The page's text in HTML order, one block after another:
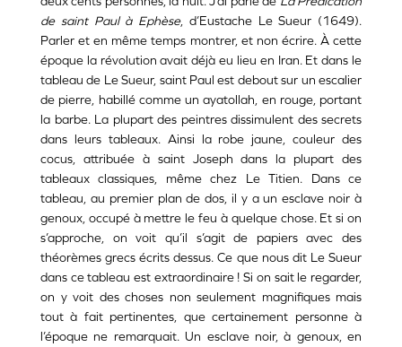
de saint Paul à Ephèse, d’Eustache Le Sueur (1649).
Parler et en même temps montrer, et non écrire. À cette
époque la révolution avait déjà eu lieu en Iran. Et dans le
tableau de Le Sueur, saint Paul est debout sur un escalier
de pierre, habillé comme un ayatollah, en rouge, portant
la barbe. La plupart des peintres dissimulent des secrets
dans leurs tableaux. Ainsi la robe jaune, couleur des
cocus, attribuée à saint Joseph dans la plupart des
tableaux classiques, même chez Le Titien. Dans ce
tableau, au premier plan de dos, il y a un esclave noir à
genoux, occupé à mettre le feu à quelque chose. Et si on
s’approche, on voit qu’il s’agit de papiers avec des
théorèmes grecs écrits dessus. Ce que nous dit Le Sueur
dans ce tableau est extraordinaire ! Si on sait le regarder,
on y voit des choses non seulement magnifiques mais
tout à fait pertinentes, que certainement personne à
l’époque ne remarquait. Un esclave noir, à genoux, en